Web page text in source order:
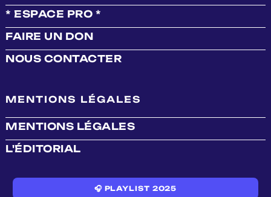
* ESPACE PRO *
FAIRE UN DON
NOUS CONTACTER
MENTIONS LÉGALES
MENTIONS LÉGALES
L'ÉDITORIAL
🎧 PLAYLIST 2025